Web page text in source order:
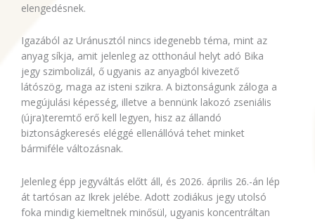
elengedésnek.
Igazából az Uránusztól nincs idegenebb téma, mint az
anyag síkja, amit jelenleg az otthonául helyt adó Bika
jegy szimbolizál, ő ugyanis az anyagból kivezető
látószög, maga az isteni szikra. A biztonságunk záloga a
megújulási képesség, illetve a bennünk lakozó zseniális
(újra)teremtő erő kell legyen, hisz az állandó
biztonságkeresés eléggé ellenállóvá tehet minket
bármiféle változásnak.
Jelenleg épp jegyváltás előtt áll, és 2026. április 26.-án lép
át tartósan az Ikrek jelébe. Adott zodiákus jegy utolsó
foka mindig kiemeltnek minősül, ugyanis koncentráltan